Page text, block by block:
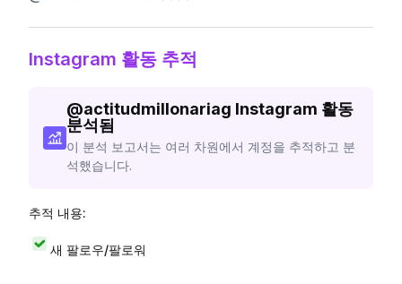
Instagram 활동 추적
@actitudmillonariag Instagram 활동
분석됨
이 분석 보고서는 여러 차원에서 계정을 추적하고 분
석했습니다.
추적 내용:
새 팔로우/팔로워